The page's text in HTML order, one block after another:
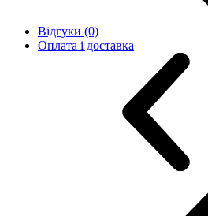
Відгуки (0)
Оплата і доставка